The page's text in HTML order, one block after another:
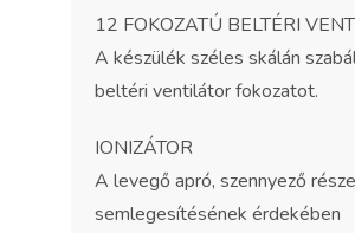
12 FOKOZATÚ BELTÉRI
A készülék széles skálán
beltéri ventilátor fokozatot.
IONIZÁTOR
A levegő apró, szennyező
semlegesítésének érdekében